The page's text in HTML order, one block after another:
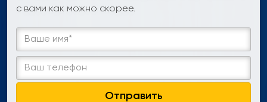
с вами как можно скорее.
Отправить